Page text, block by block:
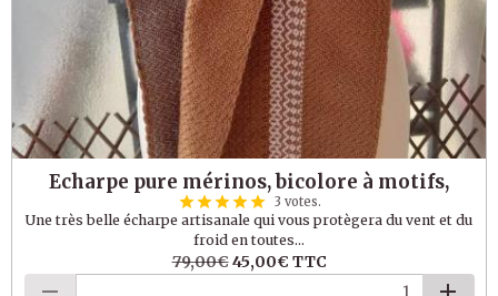
Echarpe pure mérinos, bicolore à motifs,
3 votes.
Une très belle écharpe artisanale qui vous protègera du vent et du
froid en toutes...
79,00€45,00€ TTC